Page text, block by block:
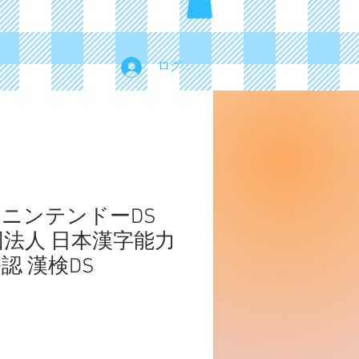
ログイン
ンテンドーDS
人 日本漢字能力
漢検DS